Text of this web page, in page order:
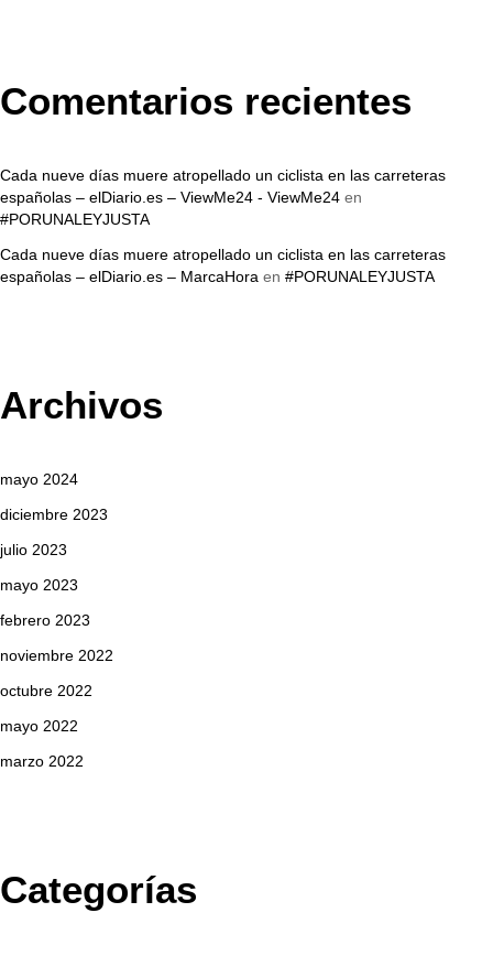
Comentarios recientes
Cada nueve días muere atropellado un ciclista en las carreteras
españolas – elDiario.es – ViewMe24 - ViewMe24 en
#PORUNALEYJUSTA
Cada nueve días muere atropellado un ciclista en las carreteras
españolas – elDiario.es – MarcaHora en #PORUNALEYJUSTA
Archivos
mayo 2024
diciembre 2023
julio 2023
mayo 2023
febrero 2023
noviembre 2022
octubre 2022
mayo 2022
marzo 2022
Categorías